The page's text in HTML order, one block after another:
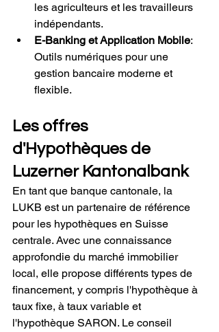
les agriculteurs et les travailleurs
indépendants.
E-Banking et Application Mobile:
Outils numériques pour une
gestion bancaire moderne et
flexible.
Les offres
d'Hypothèques de
Luzerner Kantonalbank
En tant que banque cantonale, la
LUKB est un partenaire de référence
pour les hypothèques en Suisse
centrale. Avec une connaissance
approfondie du marché immobilier
local, elle propose différents types de
financement, y compris l'hypothèque à
taux fixe, à taux variable et
l'hypothèque SARON. Le conseil